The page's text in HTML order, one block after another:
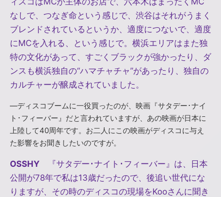
なしで、つなぎ命という感じで、渋谷はそれがうまく
ブレンドされているというか、適度につないで、適度
にMCを入れる、という感じで。横浜エリアはまた独
特の文化があって、すごくブラックが強かったり、ダ
ンスも横浜独自の“ハマチャチャ”があったり、独自の
カルチャーが醸成されていました。
―ディスコブームに一役買ったのが、映画『サタデー･ナイ
ト･フィーバー』だと言われていますが、あの映画が日本に
上陸して40周年です。お二人にこの映画がディスコに与え
た影響をお聞きしたいのですが。
OSSHY 『サタデー･ナイト･フィーバー』は、日本
公開が78年で私は13歳だったので、後追い世代にな
りますが、その時のディスコの現場をKooさんに聞き